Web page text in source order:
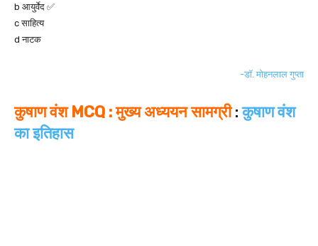
b आयुर्वेद ✅
c साहित्य
d नाटक
-डॉ. मोहनलाल गुप्ता
कुषाण वंश MCQ : मुख्य अध्ययन सामग्री:कुषाण वंश
का इतिहास